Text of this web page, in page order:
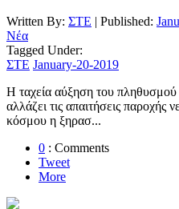
Written By: ΣΤΕ | Published:
Νέα
Tagged Under:
ΣΤΕ January-20-2019
Η ταχεία αύξηση του πληθυσμού
αλλάζει τις απαιτήσεις
κόσμου η ξηρασ...
0 : Comments
Tweet
More